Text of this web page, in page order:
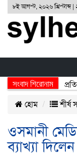
৮ই আগস্ট, ২০২৬ খ্রিস্টাব্দ |
সংবাদ শিরোনাম
নিহতদের প্রতি
হোম
শীর্ষ
ওসমানী
ব্যাখ্যা দিলেন